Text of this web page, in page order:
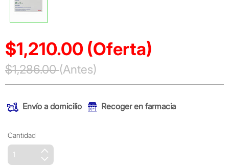
$1,210.00 (Oferta)
Precio reducido de
$1,286.00(Antes)
Envío a domicilio Recoger en farmacia
Cantidad